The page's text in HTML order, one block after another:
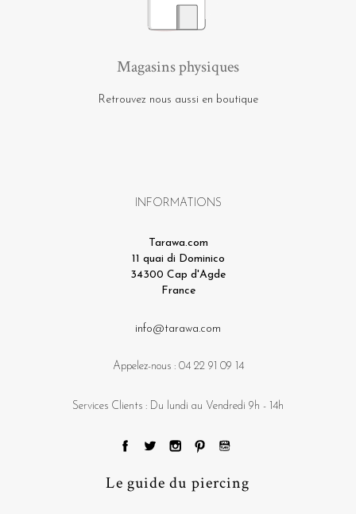
Magasins physiques
Retrouvez nous aussi en boutique
INFORMATIONS
Tarawa.com
11 quai di Dominico
34300 Cap d'Agde
France
info@tarawa.com
Appelez-nous : 04 22 91 09 14
Services Clients : Du lundi au Vendredi 9h - 14h
Le guide du piercing